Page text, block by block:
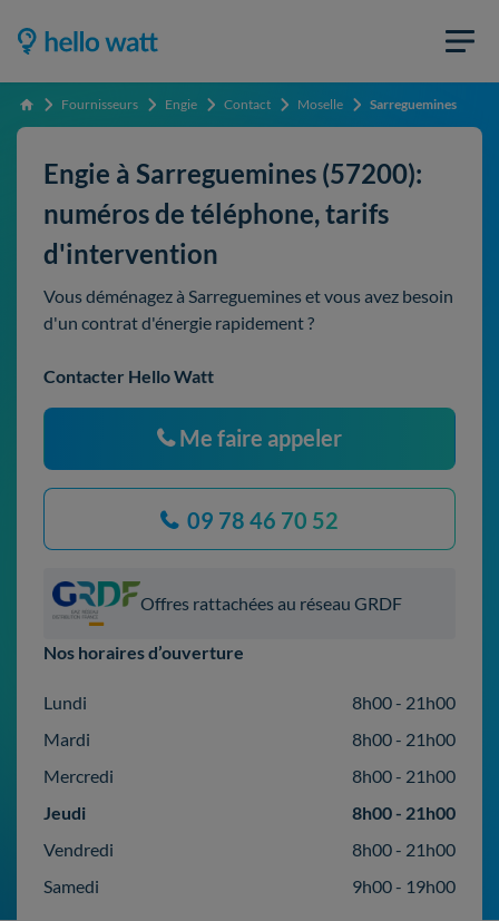
Accueil Fournisseurs Engie Contact Moselle Sarreguemines
Engie à Sarreguemines (57200):
numéros de téléphone, tarifs
d'intervention
Vous déménagez à Sarreguemines et vous avez besoin
d'un contrat d'énergie rapidement ?
Contacter Hello Watt
Me faire appeler
09 78 46 70 52
Offres rattachées au réseau GRDF
Nos horaires d’ouverture
Lundi
8h00 - 21h00
Mardi
8h00 - 21h00
Mercredi
8h00 - 21h00
Jeudi
8h00 - 21h00
Vendredi
8h00 - 21h00
Samedi
9h00 - 19h00